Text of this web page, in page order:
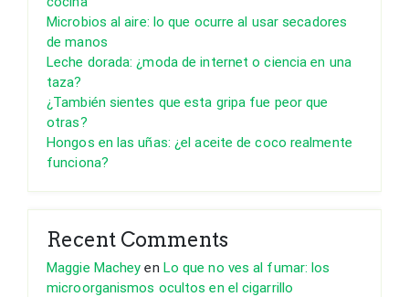
Microbios al aire: lo que ocurre al usar secadores
de manos
Leche dorada: ¿moda de internet o ciencia en una
taza?
¿También sientes que esta gripa fue peor que
otras?
Hongos en las uñas: ¿el aceite de coco realmente
funciona?
Recent Comments
Maggie Machey en Lo que no ves al fumar: los
microorganismos ocultos en el cigarrillo